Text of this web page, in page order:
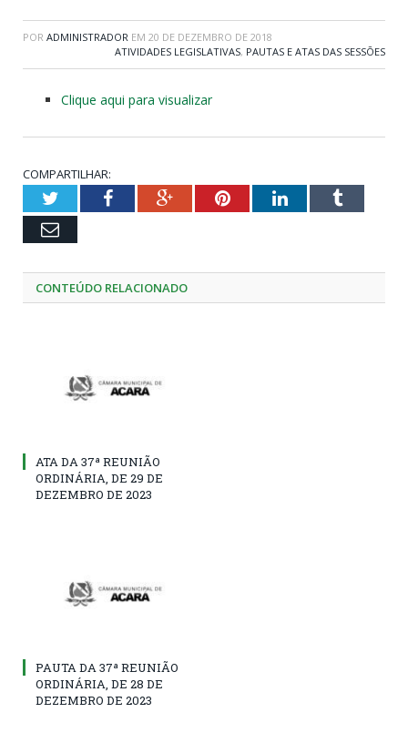
POR ADMINISTRADOR EM 20 DE DEZEMBRO DE 2018
ATIVIDADES LEGISLATIVAS, PAUTAS E ATAS DAS SESSÕES
Clique aqui para visualizar
COMPARTILHAR:
TwitterFacebookGoogle+PinterestLinkedInTumblr
Email
CONTEÚDO RELACIONADO
ATA DA 37ª REUNIÃO
ORDINÁRIA, DE 29 DE
DEZEMBRO DE 2023
PAUTA DA 37ª REUNIÃO
ORDINÁRIA, DE 28 DE
DEZEMBRO DE 2023